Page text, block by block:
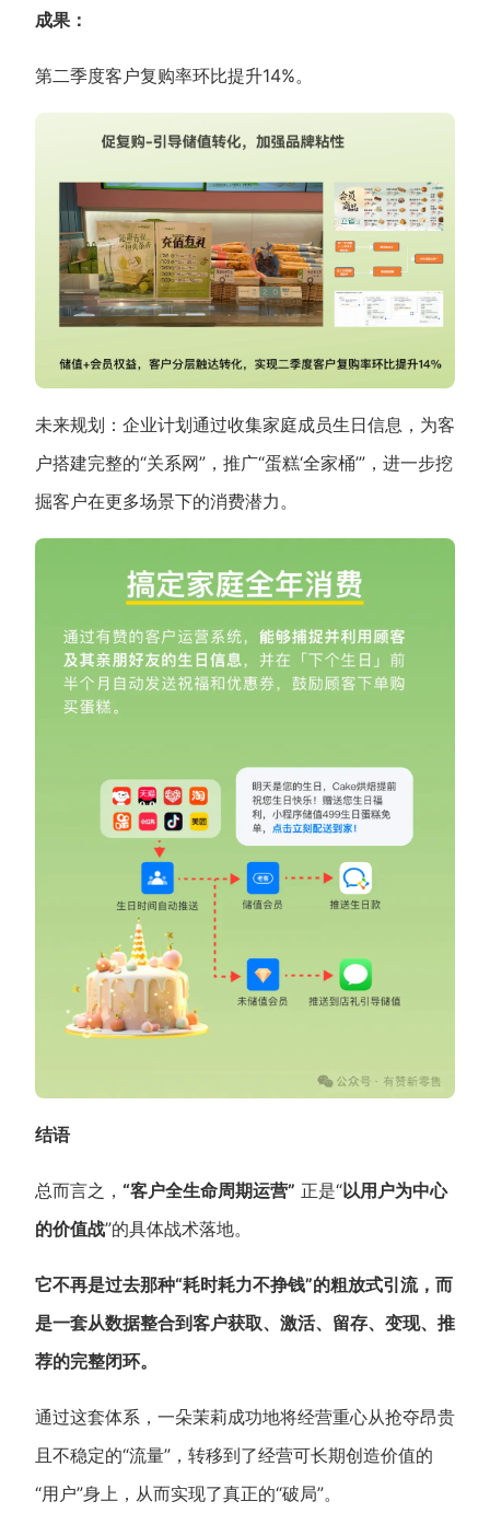
成果：
第二季度客户复购率环比提升14%。
未来规划：企业计划通过收集家庭成员生日信息，为客
户搭建完整的“关系网”，推广“蛋糕‘全家桶’”，进一步挖
掘客户在更多场景下的消费潜力。
结语
总而言之， “客户全生命周期运营” 正是“以用户为中心
的价值战”的具体战术落地。
它不再是过去那种“耗时耗力不挣钱”的粗放式引流，而
是一套从数据整合到客户获取、激活、留存、变现、推
荐的完整闭环。
通过这套体系，一朵茉莉成功地将经营重心从抢夺昂贵
且不稳定的“流量”，转移到了经营可长期创造价值的
“用户”身上，从而实现了真正的“破局”。